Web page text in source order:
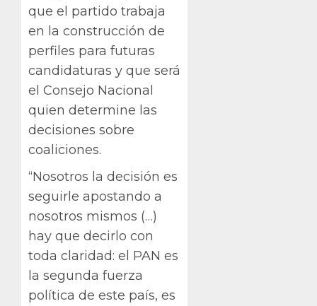
que el partido trabaja
en la construcción de
perfiles para futuras
candidaturas y que será
el Consejo Nacional
quien determine las
decisiones sobre
coaliciones.
“Nosotros la decisión es
seguirle apostando a
nosotros mismos (…)
hay que decirlo con
toda claridad: el PAN es
la segunda fuerza
política de este país, es